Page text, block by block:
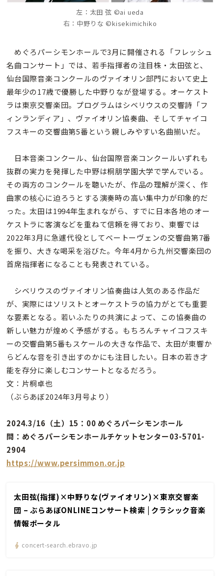
左：太田 弦 ©ai ueda
右：中野りな ©kisekimichiko
めぐろパーシモンホールで3月に開催される「フレッシュ
名曲コンサート」では、若手指揮者の注目株・太田弦と、
仙台国際音楽コンクールのヴァイオリン部門において史上
最年少の17歳で優勝した中野りなが登場する。オーケスト
ラは東京交響楽団。プログラムはシベリウスの交響詩「フ
ィンランディア」、ヴァイオリン協奏曲、そしてチャイコ
フスキーの交響曲第5番という親しみやすい名曲揃いだ。
日本音楽コンクール、仙台国際音楽コンクールいずれも
抜群の実力を発揮した中野は桐朋学園大学で学んでいる。
その両方のコンクールを聴いたが、作品の理解が深く、作
曲家の核心に迫ろうとする演奏時の高い集中力が印象的だ
った。太田は1994年生まれながら、すでに日本各地のオー
ケストラに客演などを重ねて信頼を得ており、東響では
2022年3月に急遽代役としてベートーヴェンの交響曲第7番
を振り、大きな喝采を浴びた。今年4月から九州交響楽団の
首席指揮者になることも発表されている。
シベリウスのヴァイオリン協奏曲は人気のある作品だ
が、実際にはソリストとオーケストラの協力がとても重要
な要素となる。若いふたりの共演によって、この協奏曲の
新しい魅力が煌めく予感がする。もちろんチャイコフスキ
ーの交響曲第5番もスケールの大きな作品で、太田が東響か
らどんな音を引き出すのかにも注目したい。日本の若き才
能を存分に楽しむコンサートとなるだろう。
文：片桐卓也
（ぶらあぼ2024年3月号より）
2024.3/16（土）15：00 めぐろパーシモンホール
問：めぐろパーシモンホールチケットセンター03-5701-
2904
https://www.persimmon.or.jp
太田弦(指揮)×中野りな(ヴァイオリン)×東京交響楽
団 – ぶらあぼONLINEコンサート検索 | クラシック音楽
情報ポータル
concert-search.ebravo.jp